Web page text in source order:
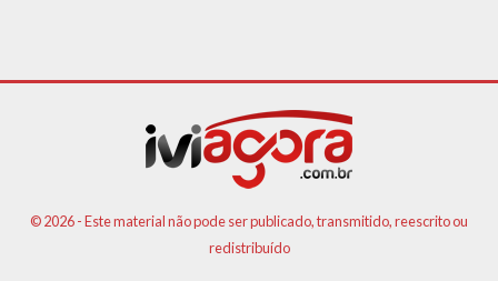
© 2026 - Este material não pode ser publicado, transmitido, reescrito ou
redistribuído